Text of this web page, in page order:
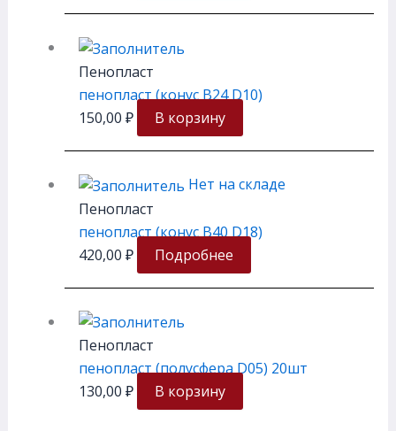
Пенопласт
пенопласт (конус В24 D10)
150,00 ₽ В корзину
Нет на складе
Пенопласт
пенопласт (конус В40 D18)
420,00 ₽ Подробнее
Пенопласт
пенопласт (полусфера D05) 20шт
130,00 ₽ В корзину